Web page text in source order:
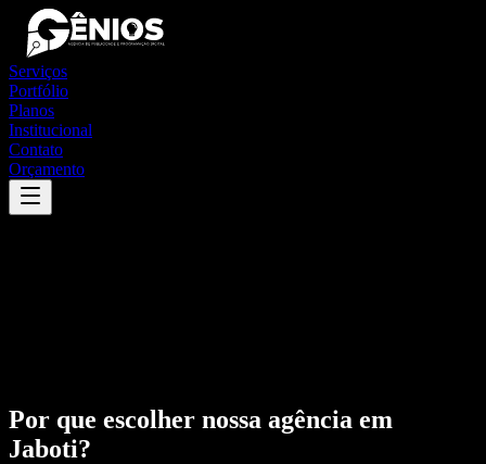
Serviços
Portfólio
Planos
Institucional
Contato
Orçamento
Por que escolher nossa agência em
Jaboti?